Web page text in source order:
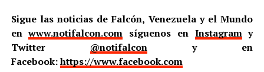
Sigue las noticias de Falcón, Venezuela y el Mundo
enwww.notifalcon.com síguenos en Instagramy
Twitter @notifalcony en
Facebook:https://www.facebook.com